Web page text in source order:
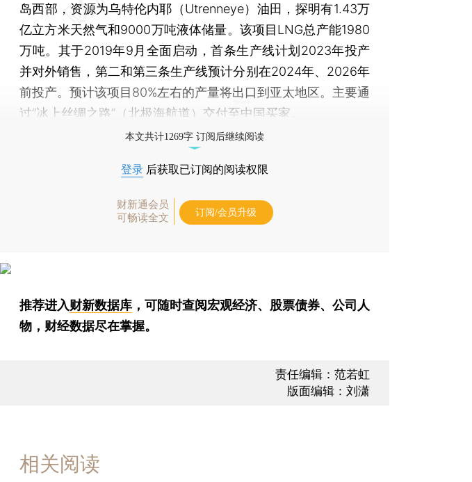
岛西部，资源为乌特伦内耶（Utrenneye）油田，探明有1.43万
亿立方米天然气和9000万吨液体储量。该项目LNG总产能1980
万吨。其于2019年9月全面启动，首条生产线计划2023年投产
并对外销售，第二和第三条生产线预计分别在2024年、2026年
前投产。预计该项目80%左右的产量将出口到亚太地区。主要通
过“冰上丝绸之路”（北极海航道）交付至中国买家。
本文共计1269字 订阅后继续阅读
登录 后获取已订阅的阅读权限
财新通会员
可畅读全文
订阅/会员升级
推荐进入财新数据库 ，可随时查阅宏观经济、股票债券、公司人
物，财经数据尽在掌握。
责任编辑：范若虹
版面编辑：刘潇
相关阅读